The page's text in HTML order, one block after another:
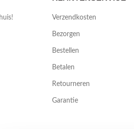
Verzendkosten
Bezorgen
Bestellen
Betalen
Retourneren
Garantie